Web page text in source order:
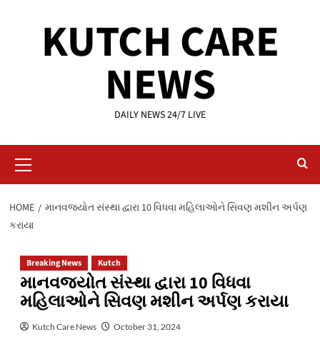
KUTCH CARE
NEWS
DAILY NEWS 24/7 LIVE
Menu
HOME
માનવજ્યોત સંસ્થા દ્વારા 10 વિધવા મહિલાઓને સિવણ મશીન અર્પણ
કરાયા
Breaking News Kutch
માનવજ્યોત સંસ્થા દ્વારા 10 વિધવા
મહિલાઓને સિવણ મશીન અર્પણ કરાયા
Kutch Care News October 31, 2024